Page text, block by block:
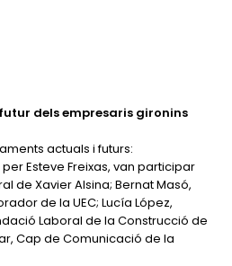
dels empresaris gironins
actuals i futurs:
Esteve Freixas, van participar
de Xavier Alsina; Bernat Masó,
de la UEC; Lucía López,
Laboral de la Construcció de
Cap de Comunicació de la